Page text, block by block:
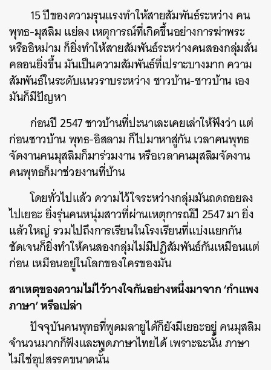
15 ปีของความรุนแรงทำให้สายสัมพันธ์ระหว่าง คน
พุทธ-มุสลิม แย่ลง เหตุการณ์ที่เกิดขึ้นอย่างการฆ่าพระ
หรืออิหม่าม ก็ยิ่งทำให้สายสัมพันธ์ระหว่างคนสองกลุ่มสั่น
คลอนยิ่งขึ้น มันเป็นความสัมพันธ์ที่เปราะบางมาก ความ
สัมพันธ์ในระดับแนวราบระหว่าง ชาวบ้าน-ชาวบ้าน เอง
มันก็มีปัญหา
ก่อนปี 2547 ชาวบ้านที่ปะนาเละเคยเล่าให้ฟังว่า แต่
ก่อนชาวบ้าน พุทธ-อิสลาม ก็ไปมาหาสู่กัน เวลาคนพุทธ
จัดงานคนมุสลิมก็มาร่วมงาน หรือเวลาคนมุสลิมจัดงาน
คนพุทธก็มาช่วยงานที่บ้าน
โดยทั่วไปแล้ว ความไว้ใจระหว่างกลุ่มมันถดถอยลง
ไปเยอะ ยิ่งรุ่นคนหนุ่มสาวที่ผ่านเหตุการณ์ปี 2547 มา ยิ่ง
แล้วใหญ่ รวมไปถึงการเรียนในโรงเรียนที่แบ่งแยกกัน
ชัดเจนก็ยิ่งทำให้คนสองกลุ่มไม่มีปฎิสัมพันธ์กันเหมือนแต่
ก่อน เหมือนอยู่ในโลกของใครของมัน
สาเหตุของความไม่ไว้วางใจกันอย่างหนึ่งมาจาก ‘กำแพง
ภาษา’ หรือเปล่า
ปัจจุบันคนพุทธที่พูดมลายูได้ก็ยังมีเยอะอยู่ คนมุสลิม
จำนวนมากก็ฟังและพูดภาษาไทยได้ เพราะฉะนั้น ภาษา
ไม่ใช่อุปสรรคขนาดนั้น